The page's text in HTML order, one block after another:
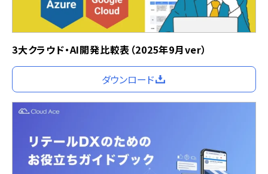
3大クラウド・AI開発比較表（2025年9月ver）
ダウンロード